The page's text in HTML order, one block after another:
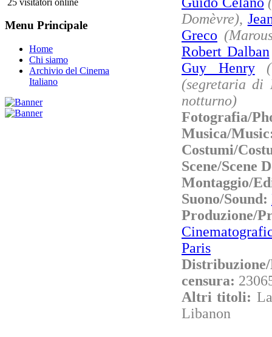
Menu Principale
Home
Chi siamo
Archivio del Cinema
Italiano
Domèvre),
Greco
Robert Dalban
Guy Henry
(segretaria di
notturno)
Fotografia/
Musica/
Costumi/
Scene/Scene
Montaggio/
Suono/Sound:
Produzione/
Paris
censura:
Altri titoli:
Libanon